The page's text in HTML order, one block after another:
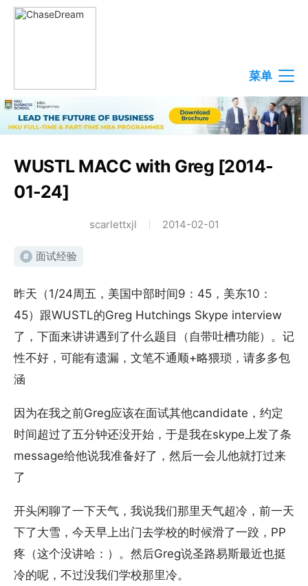
菜单
WUSTL MACC with Greg [2014-
01-24]
scarlettxjl 2014-02-01
# 面试经验
昨天（1/24周五，美国中部时间9：45，美东10：
45）跟WUSTL的Greg Hutchings Skype interview
了，下面来讲讲遇到了什么题目（自带吐槽功能）。记
性不好，可能有遗漏，文笔不通顺+略猥琐，请多多包
涵
因为在我之前Greg应该在面试其他candidate，约定
时间超过了五分钟还没开始，于是我在skype上发了条
message给他说我准备好了，然后一会儿他就打过来
了
开头闲聊了一下天气，我说我们那里天气超冷，前一天
下了大雪，今天早上出门去学校的时候滑了一跤，PP
疼（这个没讲哈：）。然后Greg说圣路易斯最近也挺
冷的呢，不过没我们学校那里冷。